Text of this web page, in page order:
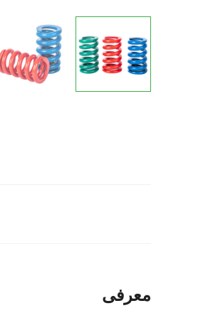
معرفی